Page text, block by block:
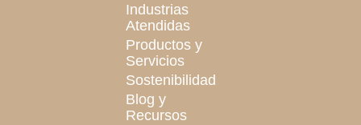
Industrias
Atendidas
Productos y
Servicios
Sostenibilidad
Blog y
Recursos